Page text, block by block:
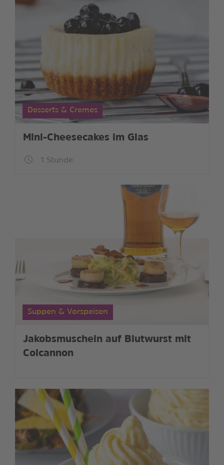
Desserts & Cremes
Mini-Cheesecakes im Glas
1 Stunde
Suppen & Vorspeisen
Jakobsmuscheln auf Blutwurst mit
Colcannon